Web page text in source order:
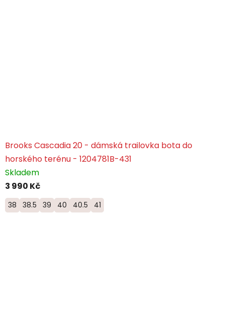
Brooks Cascadia 20 - dámská trailovka bota do
horského terénu - 1204781B-431
Skladem
3 990 Kč
38 38.5 39 40 40.5 41